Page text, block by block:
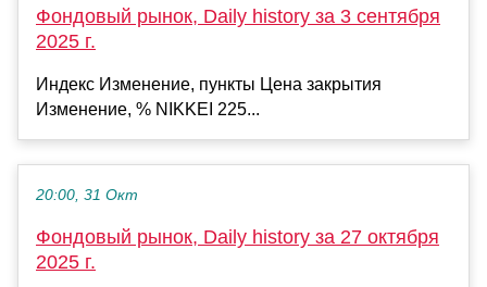
Фондовый рынок, Daily history за 3 сентября
2025 г.
Индекс Изменение, пункты Цена закрытия
Изменение, % NIKKEI 225...
20:00, 31 Окт
Фондовый рынок, Daily history за 27 октября
2025 г.